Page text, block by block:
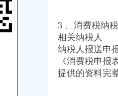
今日推荐网-重庆工商/税务/财
更、注销_志趣网
记账,重庆工商代办,代账
,重庆代理纳税申报,重庆会计
3 、消费税纳
相关纳税人
纳税人报送申
《消费税申
提供的资料完